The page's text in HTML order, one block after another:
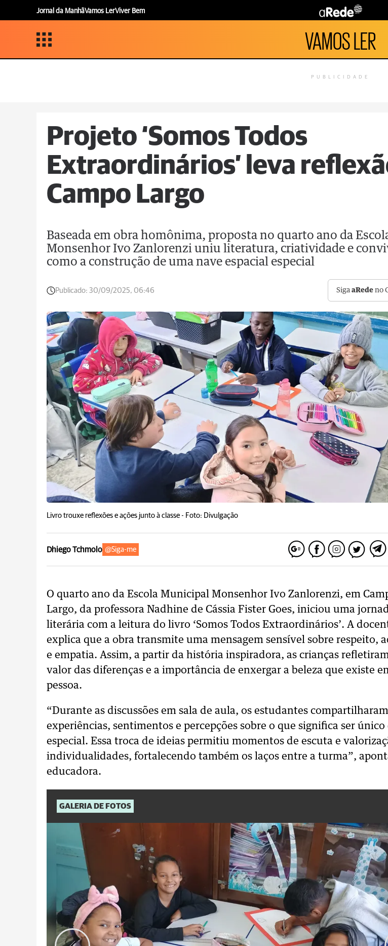
Jornal da ManhãVamos LerViver Bem
VAMOS LER
PUBLICIDADE
Projeto ‘Somos Todos
Extraordinários’ leva
Campo Largo
Baseada em obra homônima, proposta no quarto ano da
Monsenhor Ivo Zanlorenzi uniu literatura, criatividade e
como a construção de uma nave espacial especial
Publicado: 30/09/2025, 06:46 SigaaRede no
Livro trouxe reflexões e ações junto à classe - Foto: Divulgação
Dhiego Tchmolo @Siga-me
O quarto ano da Escola Municipal Monsenhor Ivo Zanlorenzi, em
Largo, da professora Nadhine de Cássia Fister Goes, iniciou uma
literária com a leitura do livro ‘Somos Todos Extraordinários’. A
explica que a obra transmite uma mensagem sensível sobre respeito,
e empatia. Assim, a partir da história inspiradora, as crianças
valor das diferenças e a importância de enxergar a beleza que existe
pessoa.
“Durante as discussões em sala de aula, os estudantes compartilharam
experiências, sentimentos e percepções sobre o que significa ser único
especial. Essa troca de ideias permitiu momentos de escuta e
individualidades, fortalecendo também os laços entre a turma”,
educadora.
GALERIA DE FOTOS